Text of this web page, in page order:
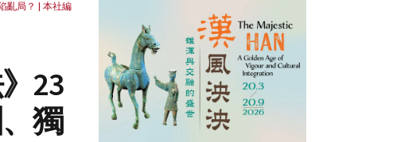
亂局？ | 本社編
23
獨